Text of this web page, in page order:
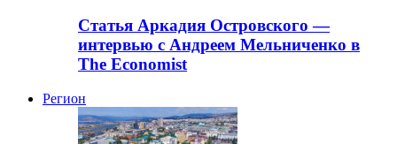
Статья Аркадия Островского —
интервью с Андреем Мельниченко в
The Economist
Регион